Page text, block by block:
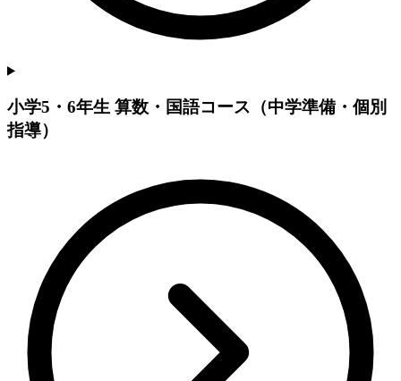
小学5・6年生 算数・国語コース（中学準備・個別
指導）